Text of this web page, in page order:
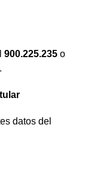
900.225.235 o
datos del